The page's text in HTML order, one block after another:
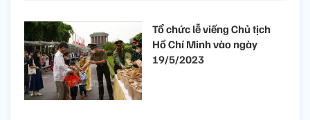
Tổ chức lễ viếng Chủ tịch
Hồ Chí Minh vào ngày
19/5/2023